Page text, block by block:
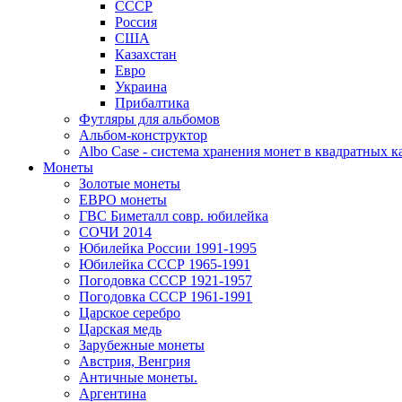
СССР
Россия
США
Казахстан
Евро
Украина
Прибалтика
Футляры для альбомов
Альбом-конструктор
Albo Case - система хранения монет в квадратных
Монеты
Золотые монеты
ЕВРО монеты
ГВС Биметалл совр. юбилейка
СОЧИ 2014
Юбилейка России 1991-1995
Юбилейка СССР 1965-1991
Погодовка СССР 1921-1957
Погодовка СССР 1961-1991
Царское серебро
Царская медь
Зарубежные монеты
Австрия, Венгрия
Античные монеты.
Аргентина